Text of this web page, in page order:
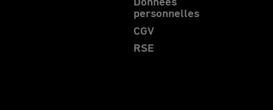
personnelles
CGV
RSE